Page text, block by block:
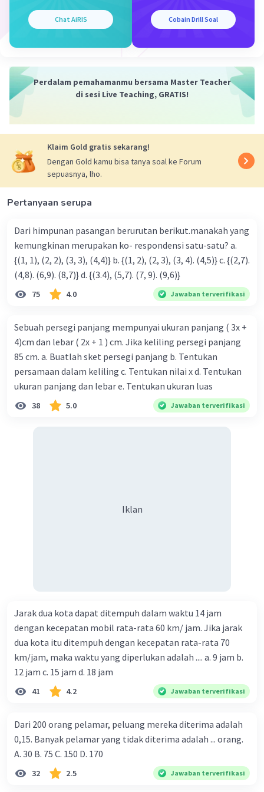
e : c = 2 : 5
150 : c = 2 : 5
2c = 150 x 5
p = 500
Jadi, banyaknya buku pelajaran dan buku cerita
yang terdapat di perpustakaan tersebut berturut
turut adalah 500 dan 275.
Beri Rating·0.0(0 ) Balas
Iklan
Chat AiRIS Cobain Drill Soal
Perdalam pemahamanmu bersama Master Teacher
di sesi Live Teaching, GRATIS!
Klaim Gold gratis sekarang!
Dengan Gold kamu bisa tanya soal ke Forum
sepuasnya, lho.
Pertanyaan serupa
Dari himpunan pasangan berurutan berikut.manakah yang
kemungkinan merupakan ko- respondensi satu-satu? a.
{(1, 1), (2, 2), (3, 3), (4,4)} b. {(1, 2), (2, 3), (3, 4). (4,5)} c. {(2,7).
(4,8). (6,9). (8,7)} d. {(3.4), (5,7). (7, 9). (9,6)}
75 4.0 Jawaban terverifikasi
Sebuah persegi panjang mempunyai ukuran panjang ( 3x +
4)cm dan lebar ( 2x + 1 ) cm. Jika keliling persegi panjang
85 cm. a. Buatlah sket persegi panjang b. Tentukan
persamaan dalam keliling c. Tentukan nilai x d. Tentukan
ukuran panjang dan lebar e. Tentukan ukuran luas
38 5.0 Jawaban terverifikasi
Iklan
Jarak dua kota dapat ditempuh dalam waktu 14 jam
dengan kecepatan mobil rata-rata 60 km/ jam. Jika jarak
dua kota itu ditempuh dengan kecepatan rata-rata 70
km/jam, maka waktu yang diperlukan adalah .... a. 9 jam b.
12 jam c. 15 jam d. 18 jam
41 4.2 Jawaban terverifikasi
Dari 200 orang pelamar, peluang mereka diterima adalah
0,15. Banyak pelamar yang tidak diterima adalah ... orang.
A. 30 B. 75 C. 150 D. 170
32 2.5 Jawaban terverifikasi